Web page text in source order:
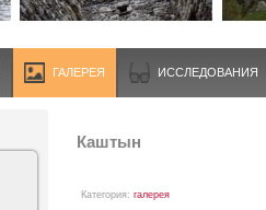
ГАЛЕРЕЯ ИССЛЕДОВАНИЯ
Каштын
Категория: галерея